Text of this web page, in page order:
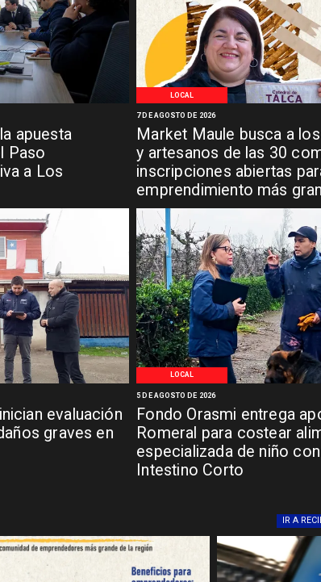
apuesta
Paso
a Los
LOCAL
Market Maule busca a
y artesanos de las 30
inscripciones abiertas
emprendimiento más
7 DE AGOSTO DE 2026
evaluación
graves en
LOCAL
Fondo Orasmi entrega
Romeral para costear
especializada de niño
Intestino Corto
5 DE AGOSTO DE 2026
IR A